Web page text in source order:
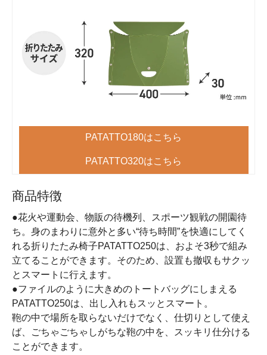
PATATTO180はこちら
PATATTO320はこちら
商品特徴
●花火や運動会、物販の待機列、スポーツ観戦の開園待
ち。身のまわりに意外と多い“待ち時間”を快適にしてく
れる折りたたみ椅子PATATTO250は、およそ3秒で組み
立てることができます。そのため、設置も撤収もサクッ
とスマートに行えます。
●ファイルのように大きめのトートバッグにしまえる
PATATTO250は、出し入れもスッとスマート。
鞄の中で場所を取らないだけでなく、仕切りとして使え
ば、ごちゃごちゃしがちな鞄の中を、スッキリ仕分ける
ことができます。